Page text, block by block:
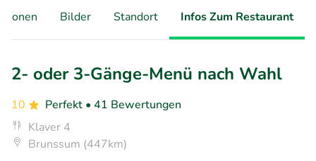
Bilder Standort Infos Zum Restaurant
2- oder 3-Gänge-Menü nach Wahl
10 Perfekt • 41 Bewertungen
Klaver 4
Brunssum (447km)